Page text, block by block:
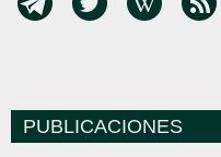
PUBLICACIONES